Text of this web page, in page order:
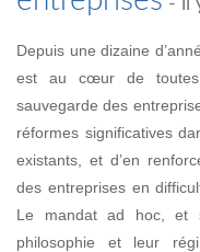
Depuis une dizaine
est au cœur de
sauvegarde des
réformes significatives
existants, et d’en
des entreprises en
Le mandat ad hoc, et
philosophie et leur